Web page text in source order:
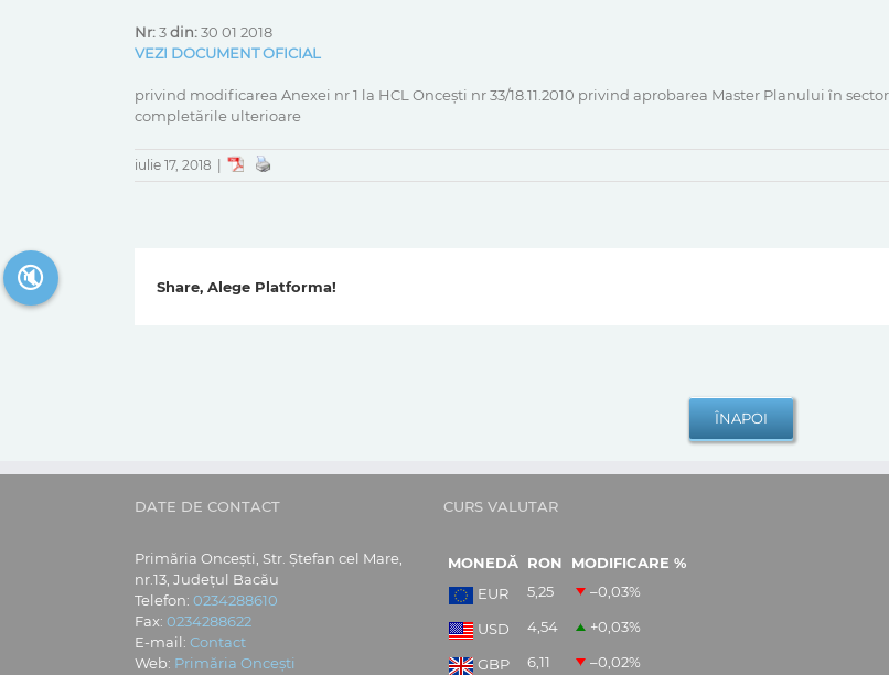
Nr:3din:30 01 2018
VEZI DOCUMENT OFICIAL
privind modificarea Anexei nr 1 la HCL Oncești nr 33/18.11.2010 privind aprobarea Master Planului în
completările ulterioare
iulie 17, 2018
Share, Alege Platforma!
DATE DE CONTACT
Primăria Oncești, Str. Ștefan cel Mare,
nr.13, Județul Bacău
Telefon: 0234288610
Fax: 0234288622
E-mail: Contact
Web: Primăria Oncești
CURS VALUTAR
MONEDĂ RON
MODIFICARE %
EUR
5,25 –0,03%
USD 4,54 +0,03%
GBP 6,11 –0,02%
🔇